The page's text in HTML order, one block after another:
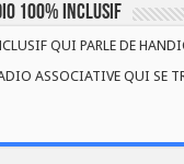
100% INCLUSIF
QUI PARLE DE
ASSOCIATIVE QUI SE